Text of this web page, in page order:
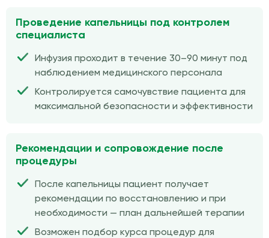
Проведение капельницы под контролем
специалиста
Инфузия проходит в течение 30–90 минут под
наблюдением медицинского персонала
Контролируется самочувствие пациента для
максимальной безопасности и эффективности
Рекомендации и сопровождение после
процедуры
После капельницы пациент получает
рекомендации по восстановлению и при
необходимости — план дальнейшей терапии
Возможен подбор курса процедур для